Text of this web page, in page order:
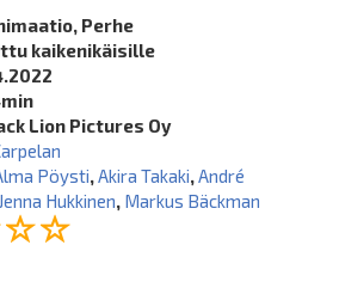
Perhe
kaikenikäisille
Lion Pictures Oy
Pöysti, Akira Takaki, André
Jenna Hukkinen, Markus Bäckman